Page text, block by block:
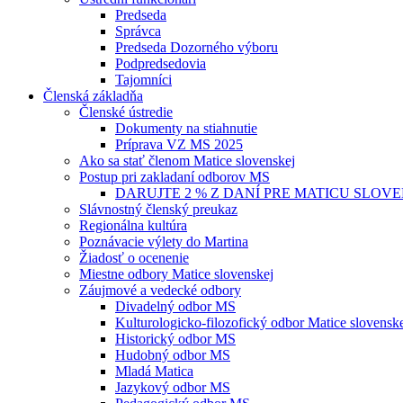
Predseda
Správca
Predseda Dozorného výboru
Podpredsedovia
Tajomníci
Členská základňa
Členské ústredie
Dokumenty na stiahnutie
Príprava VZ MS 2025
Ako sa stať členom Matice slovenskej
Postup pri zakladaní odborov MS
DARUJTE 2 % Z DANÍ PRE MATICU
Slávnostný členský preukaz
Regionálna kultúra
Poznávacie výlety do Martina
Žiadosť o ocenenie
Miestne odbory Matice slovenskej
Záujmové a vedecké odbory
Divadelný odbor MS
Kulturologicko-filozofický odbor Matice
Historický odbor MS
Hudobný odbor MS
Mladá Matica
Jazykový odbor MS